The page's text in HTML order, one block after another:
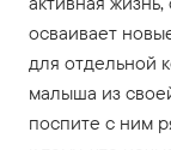
осваивает
для отдельной
малыша из
поспите с ним